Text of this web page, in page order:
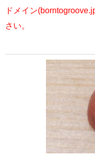
ドメイン
さい。